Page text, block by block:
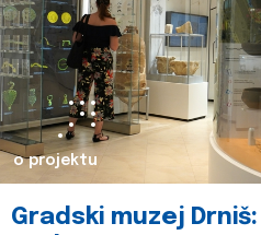
o projektu
Gradski muzej